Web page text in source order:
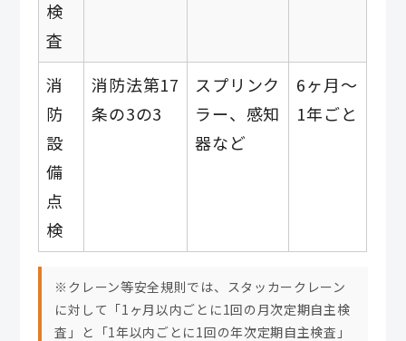
検
査
消
防
設
備
点
検
消防法第17
条の3の3
スプリンク
ラー、感知
器など
6ヶ月〜
1年ごと
※クレーン等安全規則では、スタッカークレーン
に対して「1ヶ月以内ごとに1回の月次定期自主検
査」と「1年以内ごとに1回の年次定期自主検査」